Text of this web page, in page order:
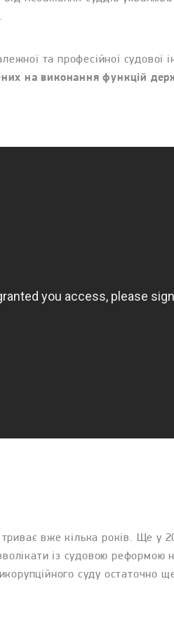
та професійної судової
на виконання функцій
триває вже кілька років. Ще у
із судовою реформою
суду остаточно